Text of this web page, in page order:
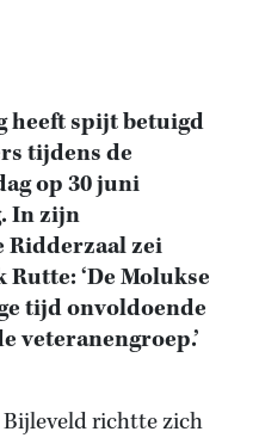
heeft spijt betuigd
tijdens de
op 30 juni
In zijn
Ridderzaal zei
‘De Molukse
tijd onvoldoende
veteranengroep.’
richtte zich